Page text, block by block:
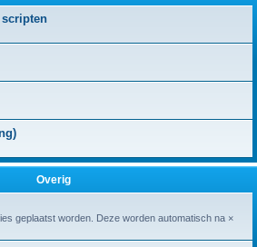
scripten
Overig
geplaatst worden. Deze worden automatisch na ×